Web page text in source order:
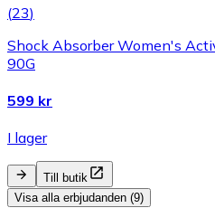
(23)
Shock Absorber Women's
90G
599 kr
I lager
Till butik
Visa alla erbjudanden (9)